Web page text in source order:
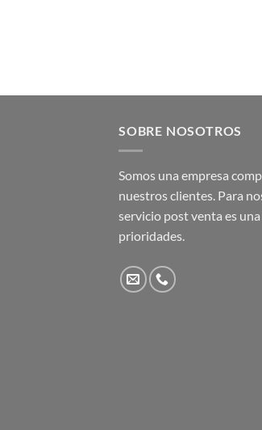
SOBRE NOSOTROS
Somos una empresa
nuestros clientes. Para
servicio post venta es
prioridades.